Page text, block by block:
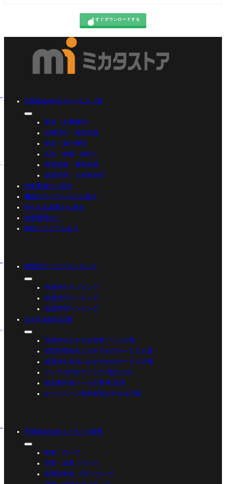
 今すぐダウンロードする
不動産会社向けサービス一覧
集客（反響獲得）
反響対応・商談支援
査定・媒介獲得
広告・物確・物出し
業務基盤・運用改善
賃貸管理・入居者対応
対象業種から探す
機能やキーワードから探す
得られる成果から探す
初期費用なし
無料トライアルあり
業種別サービスランキング
売買仲介ランキング
賃貸仲介ランキング
賃貸管理ランキング
おすすめ紹介記事
売買仲介おすすめ営業ツール17選
賃貸管理会社におすすめのサービス21選
賃貸仲介会社におすすめのサービス20選
テレアポ代行サービス7選まとめ
査定書作成ツール主要4社比較
ホームページ制作業者おすすめ20選
不動産会社向けノウハウ資料
集客ノウハウ
営業・追客ノウハウ
業務効率化・DXノウハウ